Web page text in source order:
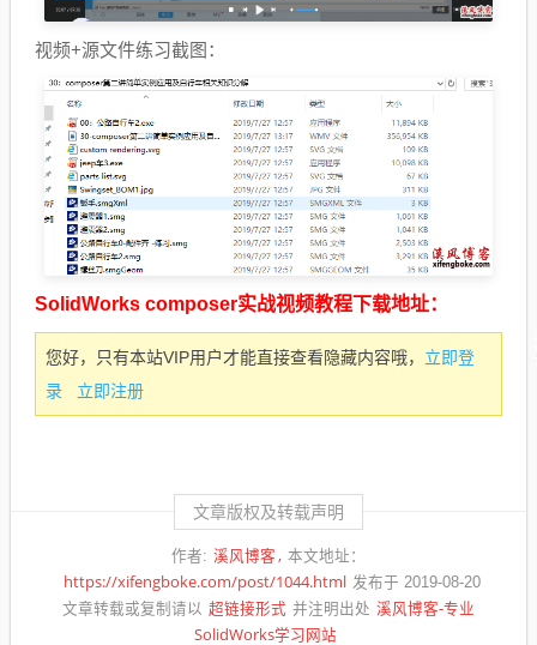
视频+源文件练习截图：
SolidWorks composer实战视频教程下载地址：
您好，只有本站VIP用户才能直接查看隐藏内容哦， 立即登
录
立即注册
文章版权及转载声明
作者: 溪风博客 本文地址：
https://xifengboke.com/post/1044.html 发布于 2019-08-20
文章转载或复制请以 超链接形式 并注明出处 溪风博客-专业
SolidWorks学习网站